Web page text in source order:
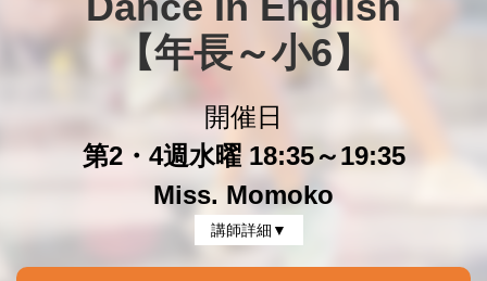
【年長～小6】
開催日
第2・4週水曜 18:35～19:35
Miss. Momoko
講師詳細▼